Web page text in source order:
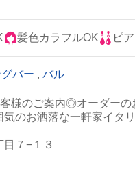
髪色カラフルOK ピ
バー , バル
様のご案内◎オーダー
気のお洒落な一軒家イタ
７−１３